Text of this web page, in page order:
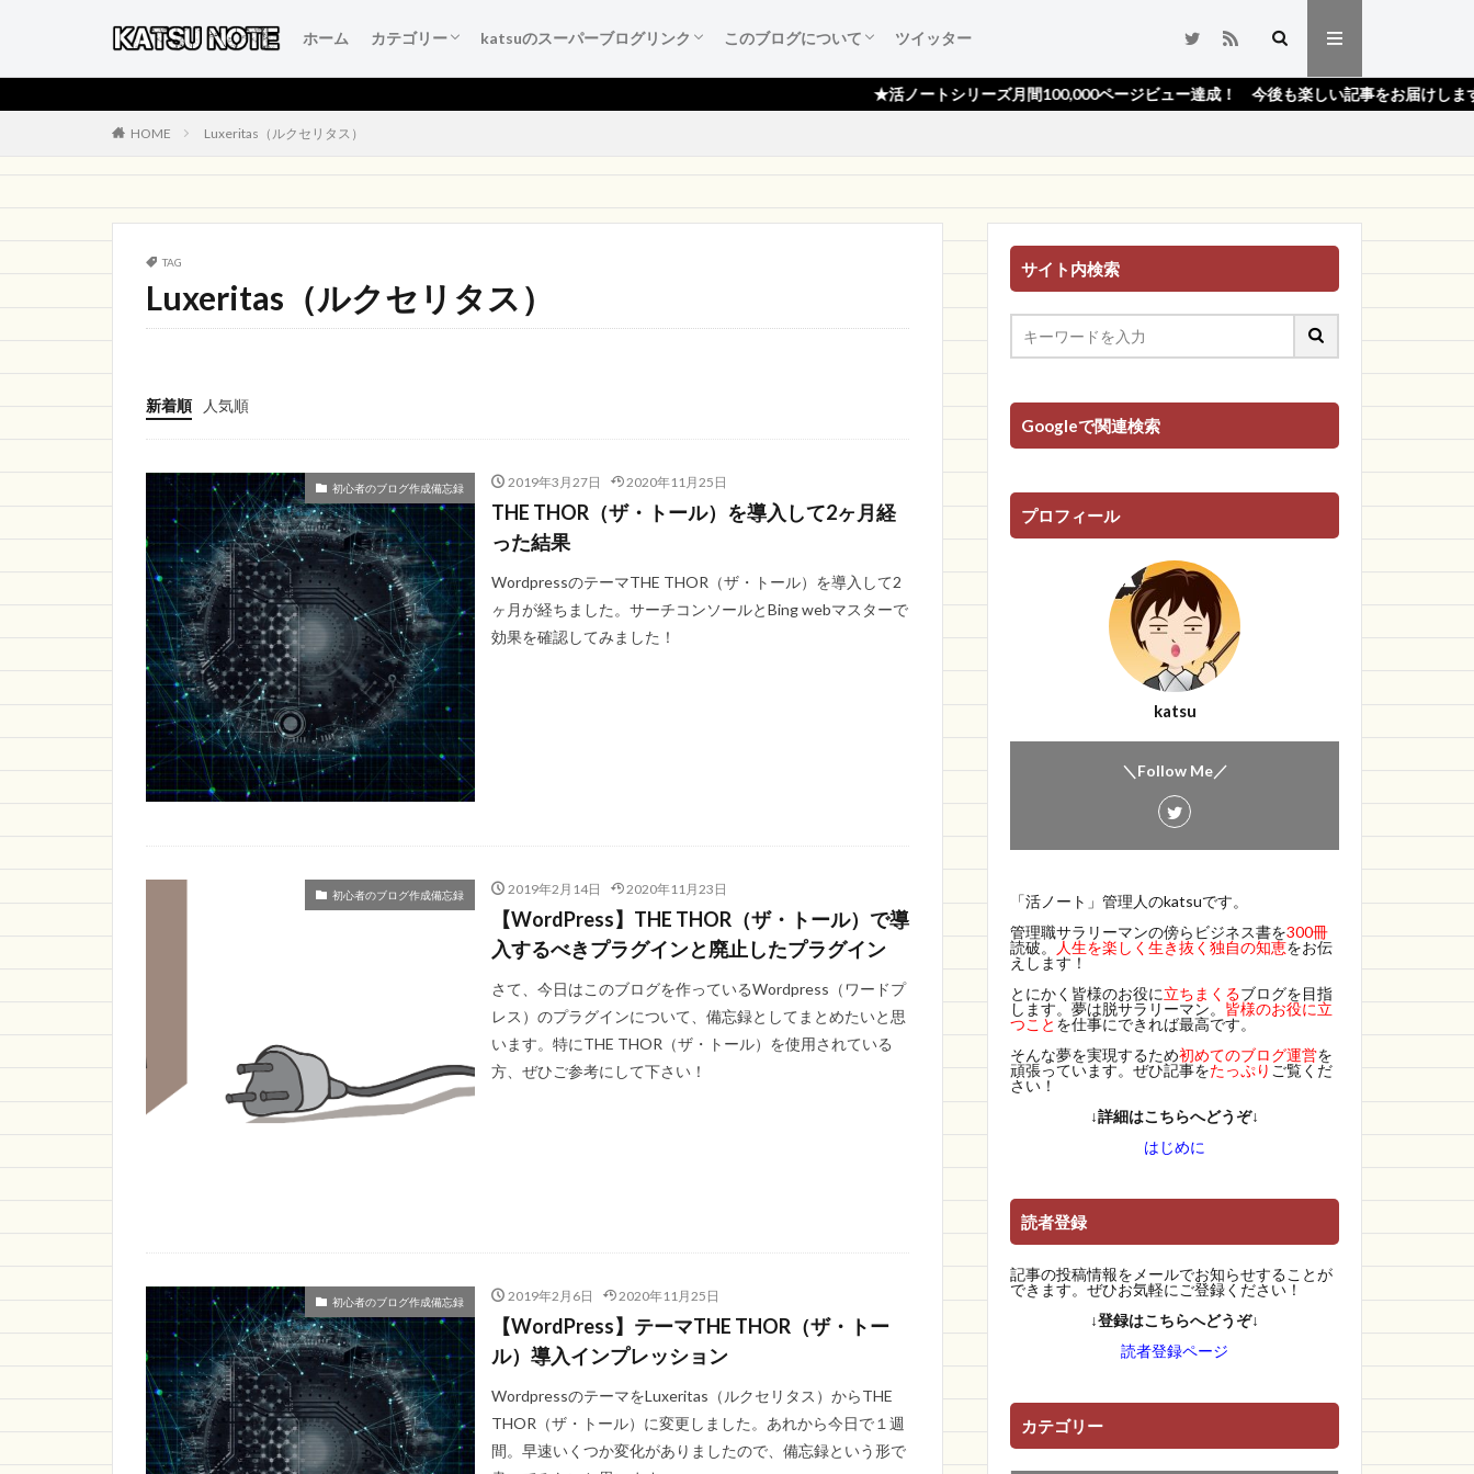
ホーム カテゴリー
人生を変える言葉たち
本当にいいものご紹介
得するおすすめ広告集
人生が変わるおすすめ本
初心者のブログ作成備忘録
katsuのスーパーブログリンク
katsuのスーパーブログリンク
katsuのスーパーブログリンクとは
katsuのスーパーブログリンク 登録依頼
このブログについて
ブログ『活ノート』のご紹介！
サイトマップ
プライバシーポリシー
読者登録ページ
スポンサー様のページ
お問い合わせ
ツイッター
★活ノートシリーズ月間100,000ページビュー達成！ 今後も楽しい記事をお届けします！★
HOME Luxeritas（ルクセリタス）
TAG
Luxeritas（ルクセリタス）
新着順 人気順
初心者のブログ作成備忘録 2019年3月27日 2020年11月25日
THE THOR（ザ・トール）を導入して2ヶ月経
った結果
WordpressのテーマTHE THOR（ザ・トール）を導入して2
ヶ月が経ちました。サーチコンソールとBing webマスターで
効果を確認してみました！
初心者のブログ作成備忘録 2019年2月14日 2020年11月23日
【WordPress】THE THOR（ザ・トール）で導
入するべきプラグインと廃止したプラグイン
さて、今日はこのブログを作っているWordpress（ワードプ
レス）のプラグインについて、備忘録としてまとめたいと思
います。特にTHE THOR（ザ・トール）を使用されている
方、ぜひご参考にして下さい！
初心者のブログ作成備忘録 2019年2月6日 2020年11月25日
【WordPress】テーマTHE THOR（ザ・トー
ル）導入インプレッション
WordpressのテーマをLuxeritas（ルクセリタス）からTHE
THOR（ザ・トール）に変更しました。あれから今日で１週
間。早速いくつか変化がありましたので、備忘録という形で
サイト内検索
Googleで関連検索
プロフィール
katsu
＼Follow Me／
「活ノート」管理人のkatsuです。
管理職サラリーマンの傍らビジネス書を300冊
読破。
人生を楽しく生き抜く独自の知恵をお伝
えします！
とにかく皆様のお役に立ちまくるブログを目指
します。夢は脱サラリーマン。 皆様のお役に立
つこと を仕事にできれば最高です。
そんな夢を実現するため初めてのブログ運営を
頑張っています。ぜひ記事をたっぷり ご覧くだ
さい！
↓詳細はこちらへどうぞ↓
はじめに
読者登録
記事の投稿情報をメールでお知らせすることが
できます。ぜひお気軽にご登録ください！
↓登録はこちらへどうぞ↓
読者登録ページ
カテゴリー